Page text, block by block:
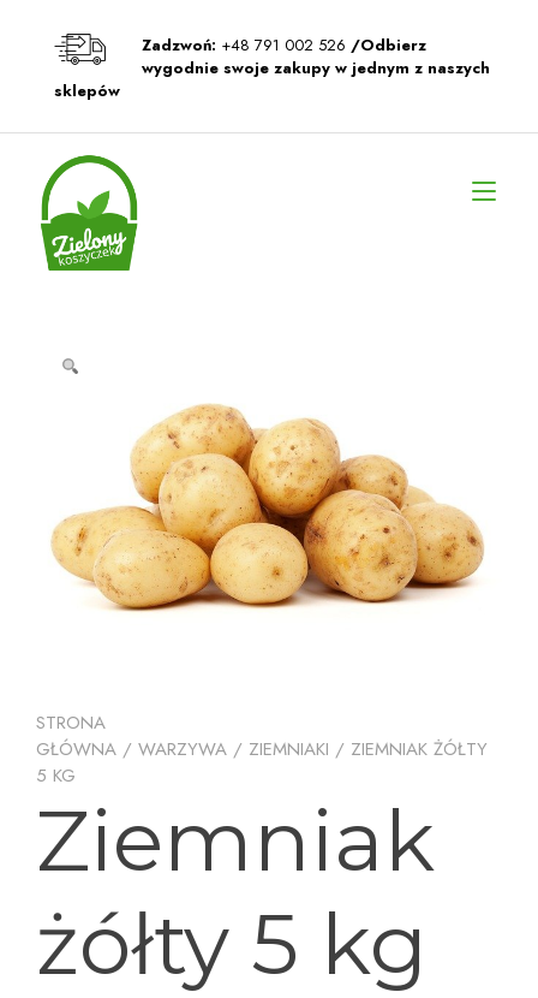
Zadzwoń: +48 791 002 526 /Odbierz
wygodnie swoje zakupy w jednym z naszych
sklepów
STRONA
GŁÓWNA / WARZYWA / ZIEMNIAKI / ZIEMNIAK ŻÓŁTY
5 KG
Ziemniak
żółty 5 kg